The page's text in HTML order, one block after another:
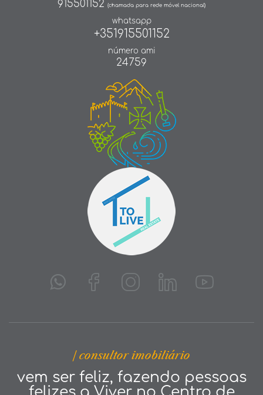
915501152 (chamada para rede móvel nacional)
whatsapp
+351915501152
número ami
24759
| consultor imobiliário
vem ser feliz, fazendo pessoas